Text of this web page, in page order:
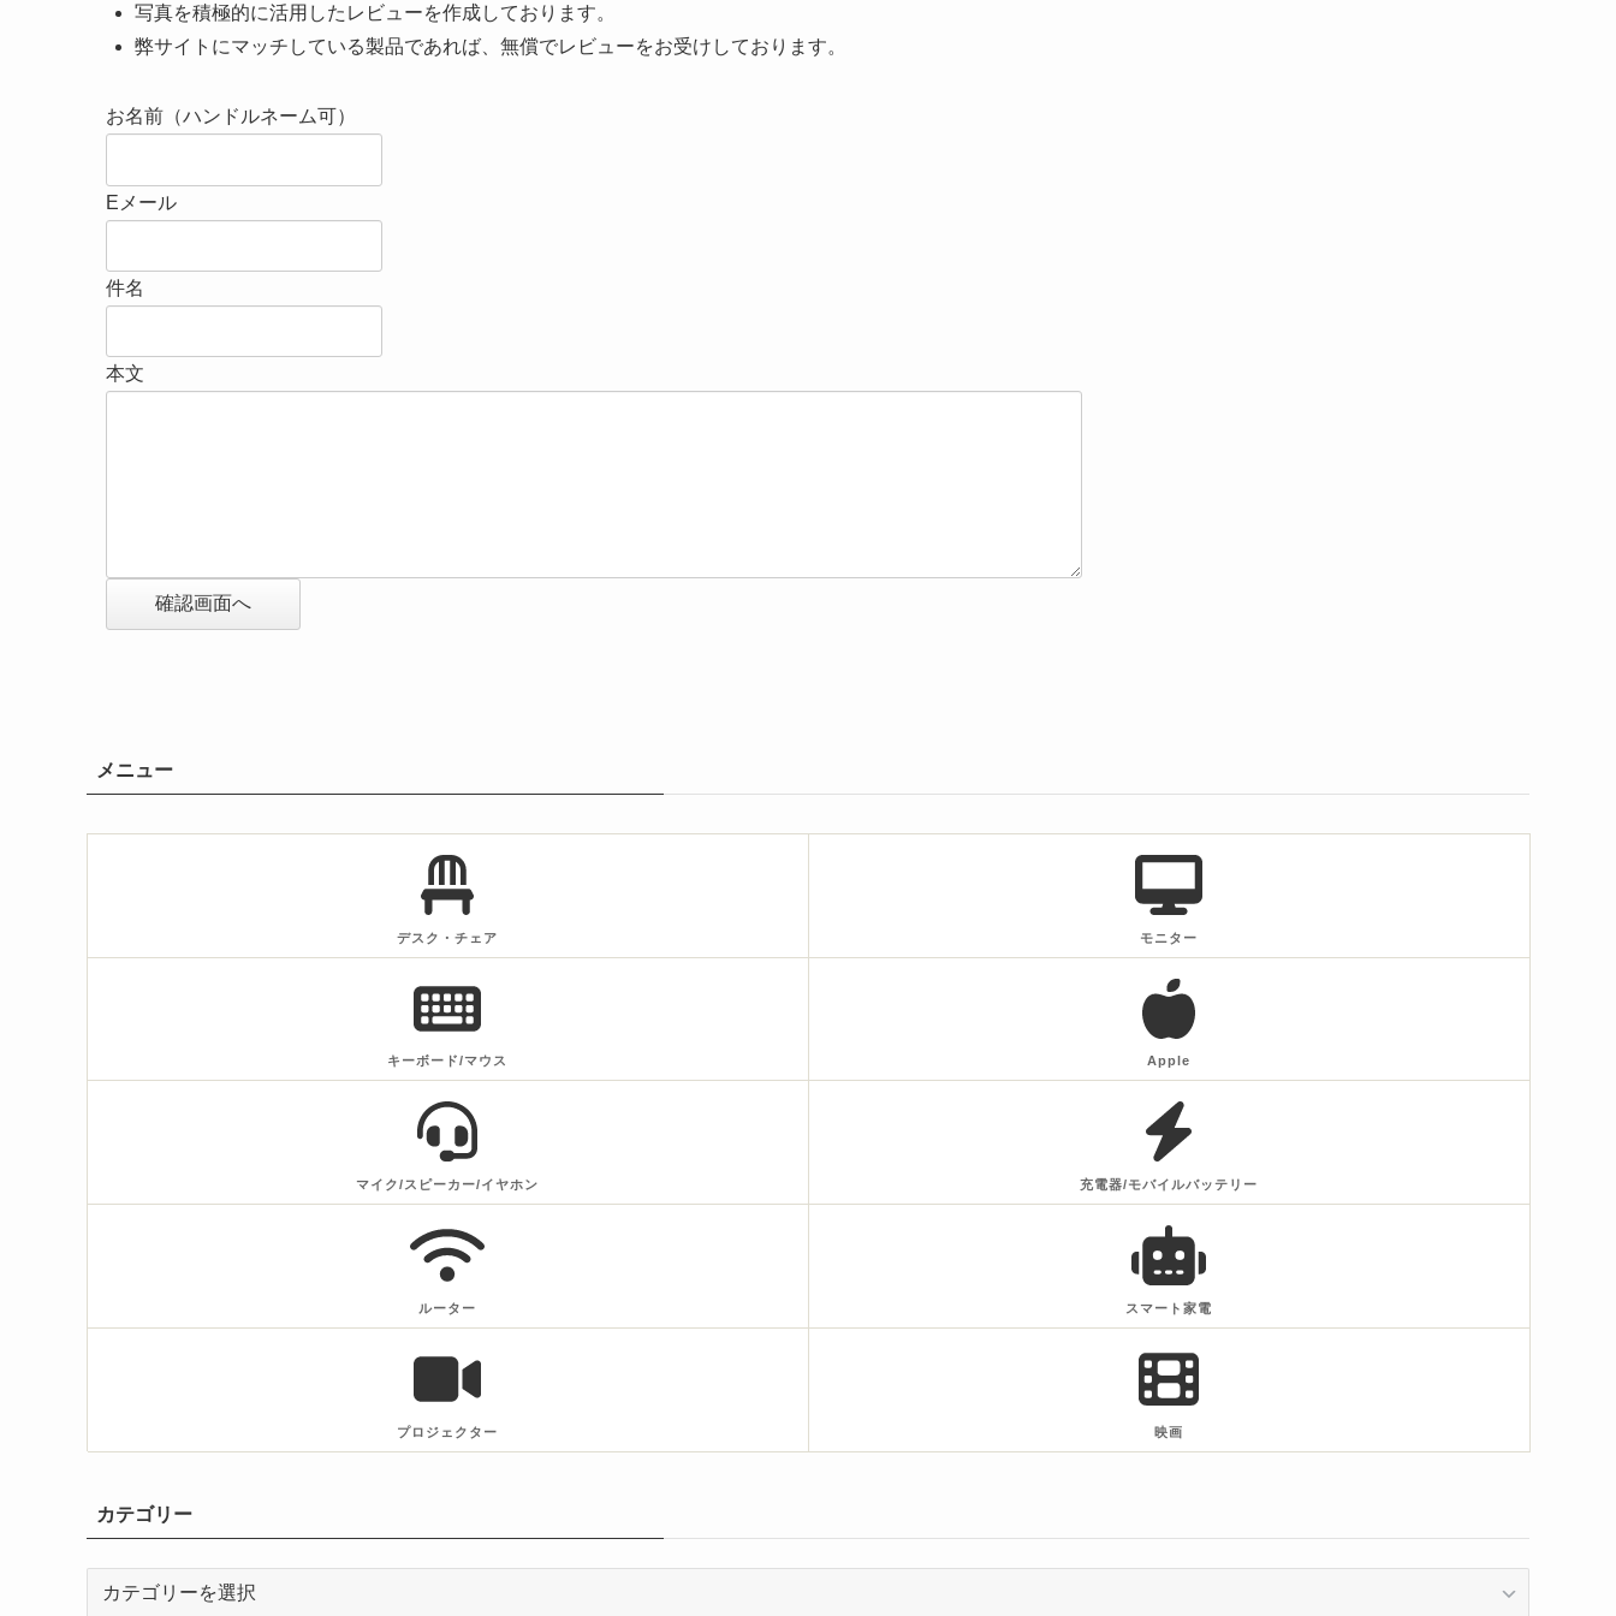
写真を積極的に活用したレビューを作成しております。
弊サイトにマッチしている製品であれば、無償でレビューをお受けしております。
お名前（ハンドルネーム可）
Eメール
件名
本文
確認画面へ
メニュー
デスク・チェア モニター
キーボード/マウス Apple
マイク/スピーカー/イヤホン 充電器/モバイルバッテリー
ルーター スマート家電
プロジェクター 映画
カテゴリー